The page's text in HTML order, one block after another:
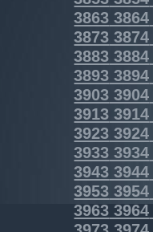
3863 3864
3873 3874
3883 3884
3893 3894
3903 3904
3913 3914
3923 3924
3933 3934
3943 3944
3953 3954
3963 3964